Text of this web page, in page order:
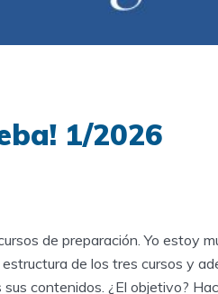
1/2026
de preparación. Yo estoy
de los tres cursos y
contenidos. ¿El objetivo?